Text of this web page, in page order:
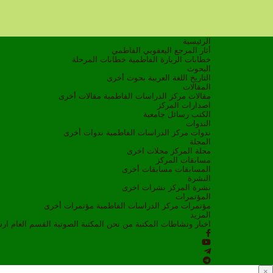
الرئيسية
أثار المرجع اليعقوبي الفاطمي
خطابات الزيارة الفاطمية خطابات المرحلة
البحوث
التاريخ
اللغة العربية بحوث أخرى
المقالات
مقالات مركز الدراسات الفاطمية مقالات أخرى
اصدارات المركز
الكتب رسائل جامعية
الندوات
ندوات مركز الدراسات الفاطمية ندوات أخرى
المجلة
مجلة المركز مجلات اخرى
مسابقات المركز
المسابقات مسابقات أخرى
النشرة
نشرة المركز نشرات اخرى
المؤتمرات
مؤتمرات مركز الدراسات الفاطمية مؤتمرات أخرى
المزيد
اخبار ونشاطات
المكتبة من نحن المكتبة الصوتية القسم العام